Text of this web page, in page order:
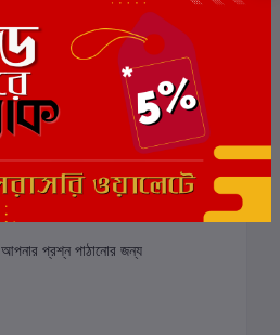
আপনার প্রশ্ন পাঠানোর জন্য